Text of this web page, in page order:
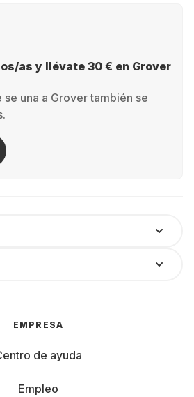
as y llévate 30 € en Grover
se una a Grover también se
EMPRESA
de ayuda
Empleo